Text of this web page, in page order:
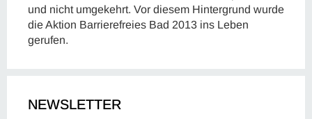
und nicht umgekehrt. Vor diesem Hintergrund wurde
die Aktion Barrierefreies Bad 2013 ins Leben
gerufen.
NEWSLETTER